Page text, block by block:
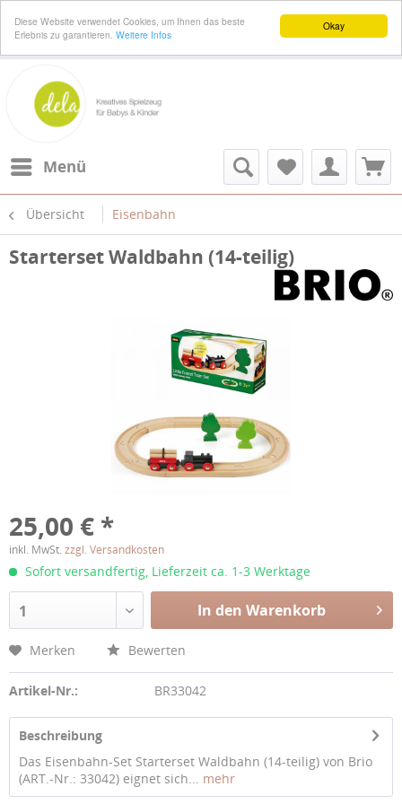
Okay
Diese Website verwendet Cookies, um Ihnen das beste
Erlebnis zu garantieren. Weitere Infos
Menü
Übersicht Eisenbahn
Starterset Waldbahn (14-teilig)
25,00 € *
inkl. MwSt. zzgl. Versandkosten
Sofort versandfertig, Lieferzeit ca. 1-3 Werktage
1 In den Warenkorb
Merken Bewerten
Artikel-Nr.: BR33042
Beschreibung
Das Eisenbahn-Set Starterset Waldbahn (14-teilig) von Brio
(ART.-Nr.: 33042) eignet sich... mehr